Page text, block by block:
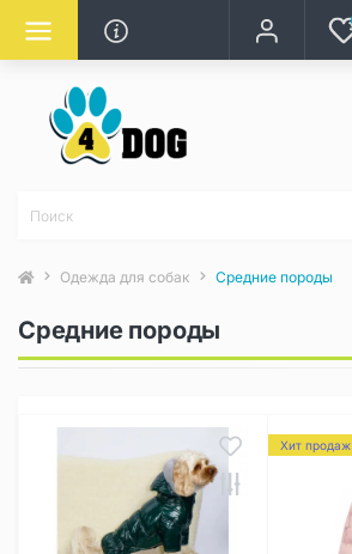
Одежда для собак Средние породы
Средние породы
Хит продаж